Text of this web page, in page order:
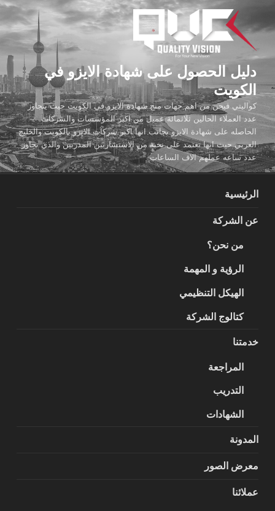
المحتوى
دليل الحصول على شهادة الايزو في
الكويت
كواليتي فيجن من اهم جهات منح شهادة الايزو في الكويت حيث يتجاوز
عدد العملاء الحالين ثلاثمائة عميل من اكبر المؤسسات والشركات
الحاصله على شهادة الايزو بجانب انها اكبر شركات الايزو بالكويت والخليج
العربي حيث انها تعتمد على نخبة من الاستشاريين المدربين والذي تجاوز
عدد ساعه عملهم الاف الساعات
الرئيسية
عن الشركة
من نحن؟
الرؤية و المهمة
الهيكل التنظيمي
كتالوج الشركة
خدمتنا
المراجعة
التدريب
الشهادات
المدونة
معرض الصور
عملائنا